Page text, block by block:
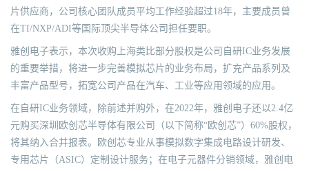
片供应商，公司核心团队成员平均工作经验超过18年，主要成员曾
在TI/NXP/ADI等国际顶尖半导体公司担任要职。
雅创电子表示，本次收购上海类比部分股权是公司自研IC业务发展
的重要举措，将进一步完善模拟芯片的业务布局，扩充产品系列及
丰富产品型号，拓宽公司产品在汽车、工业等应用领域的应用。
在自研IC业务领域，除前述并购外，在2022年，雅创电子还以2.4亿
元购买深圳欧创芯半导体有限公司（以下简称“欧创芯”）60%股权，
将其纳入合并报表。欧创芯专业从事模拟数字集成电路设计研发、
专用芯片（ASIC）定制设计服务；在电子元器件分销领域，雅创电